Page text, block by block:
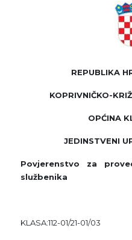
REPUBLIKA
KOPRIVNIČKO-
OPĆINA
JEDINSTVENI
Povjerenstvo za
službenika
KLASA:112-01/21-01/03